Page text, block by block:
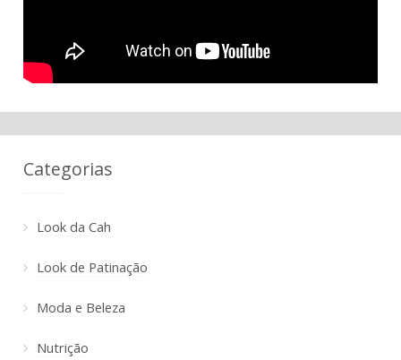
Categorias
Look da Cah
Look de Patinação
Moda e Beleza
Nutrição